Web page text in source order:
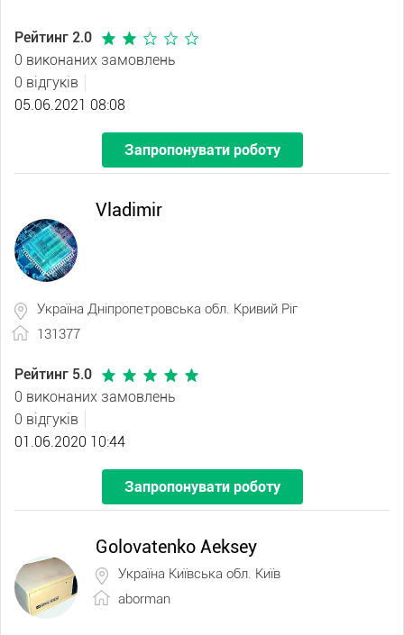
Рейтинг 2.0
0 виконаних замовлень
0 відгуків
05.06.2021 08:08
Запропонувати роботу
Vladimir
Україна Дніпропетровська обл. Кривий Ріг
131377
Рейтинг 5.0
0 виконаних замовлень
0 відгуків
01.06.2020 10:44
Запропонувати роботу
Golovatenko Aeksey
Україна Київська обл. Київ
aborman